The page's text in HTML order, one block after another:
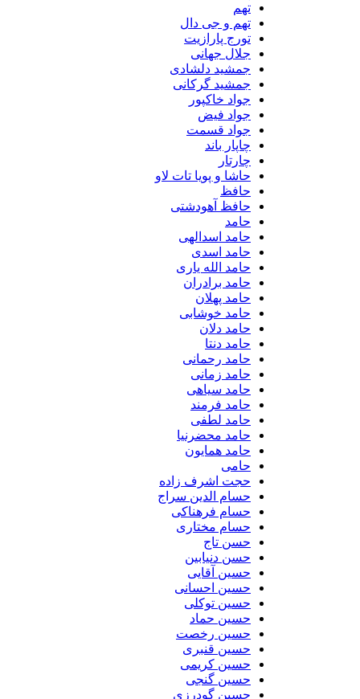
تهم و جی دال
تورج پارازیت
جلال جهانی
جمشید دلشادی
جمشید گرکانی
جواد خاکپور
جواد فیض
جواد قسمت
چاپار باند
حاشا و پویا تات لاو
حافظ آهودشتی
حامد اسدالهی
حامد اسدی
حامد الله یاری
حامد برادران
حامد پهلان
حامد خوشابی
حامد دلان
حامد دنتا
حامد رحمانی
حامد زمانی
حامد سیاهی
حامد فرمند
حامد لطفی
حامد محضرنیا
حامد همایون
حجت اشرف زاده
حسام الدین سراج
حسام فرهناکی
حسام مختاری
حسن تاج
حسن دنیابین
حسین آقایی
حسین احسانی
حسین توکلی
حسین حماد
حسین رخصت
حسین قنبری
حسین کریمی
حسین گنجی
حسین گودرزی